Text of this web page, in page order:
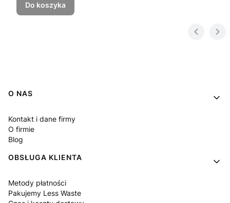
Do koszyka
Linki w stopce
O NAS
Kontakt i dane firmy
O firmie
Blog
OBSŁUGA KLIENTA
Metody płatności
Pakujemy Less Waste